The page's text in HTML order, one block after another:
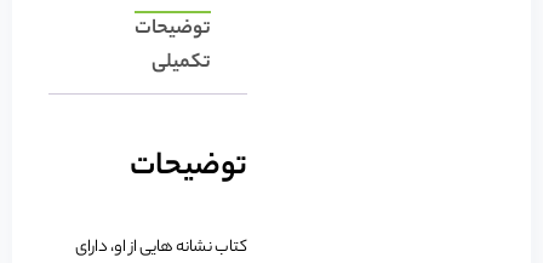
توضیحات
تکمیلی
توضیحات
کتاب نشانه هایی از او، دارای